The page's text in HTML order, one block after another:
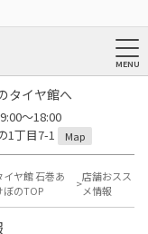
タイヤ館へ
～18:00
1丁目7-1
Map
イヤ館 石巻あ
ぼのTOP
店舗おスス
メ情報